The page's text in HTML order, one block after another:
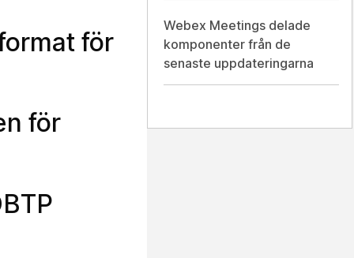
för
för
Webex Meetings delade
komponenter från de
senaste uppdateringarna